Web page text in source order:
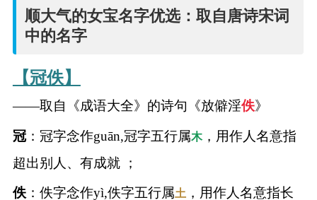
顺大气的女宝名字优选：取自唐诗宋词
中的名字
【冠佚】
——取自《成语大全》的诗句《放僻淫佚》
冠：冠字念作guān,冠字五行属木，用作人名意指
超出别人、有成就 ；
佚：佚字念作yì,佚字五行属土，用作人名意指长